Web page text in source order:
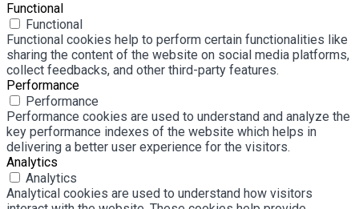
Functional
Functional
Functional cookies help to perform certain functionalities like
sharing the content of the website on social media platforms,
collect feedbacks, and other third-party features.
Performance
Performance
Performance cookies are used to understand and analyze the
key performance indexes of the website which helps in
delivering a better user experience for the visitors.
Analytics
Analytics
Analytical cookies are used to understand how visitors